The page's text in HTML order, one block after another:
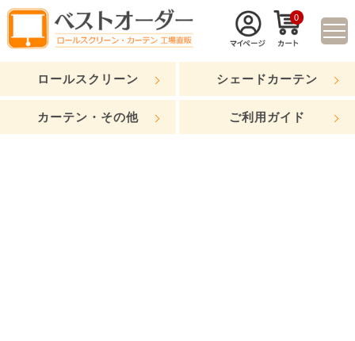
0
ロールスクリーン シェードカーテン
カーテン・その他 ご利用ガイド